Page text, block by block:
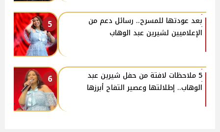
5
بعد عودتها للمسرح.. رسائل دعم من
الإعلاميين لشيرين عبد الوهاب
6
5 ملاحظات لافتة من حفل شيرين عبد
الوهاب.. إطلالتها وعصير التفاح أبرزها